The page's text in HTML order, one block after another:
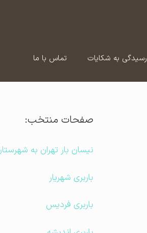
رسیدگی به شکایات تماس با ما
صفحات منتخب:
نیسان بار تهران به
باربری شهریار
باربری فردیس